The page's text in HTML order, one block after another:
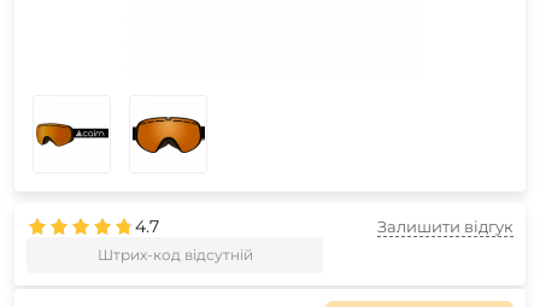
4.7
Штрих-код відсутній
Залишити відгук